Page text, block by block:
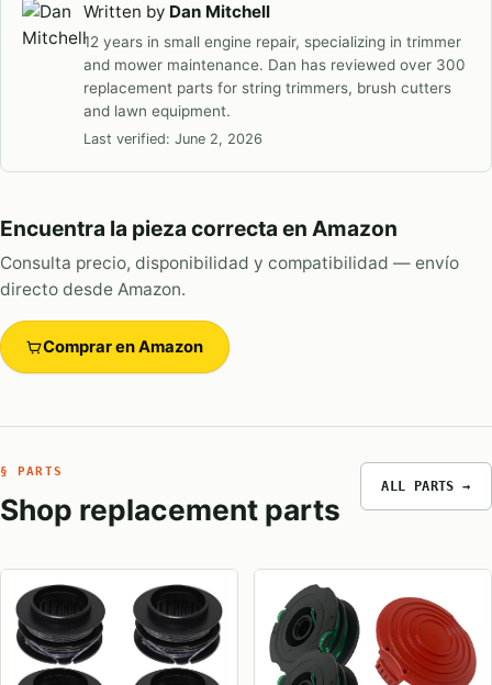
Written by Dan Mitchell
12 years in small engine repair, specializing in trimmer
and mower maintenance. Dan has reviewed over 300
replacement parts for string trimmers, brush cutters
and lawn equipment.
Last verified:June 2, 2026
Encuentra la pieza correcta en Amazon
Consulta precio, disponibilidad y compatibilidad — envío
directo desde Amazon.
Comprar en Amazon
§ PARTS
Shop replacement parts
ALL PARTS →